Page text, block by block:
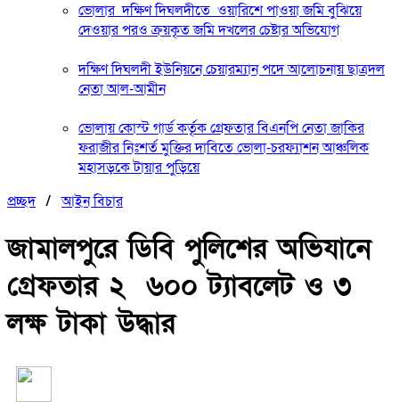
ভোলার দক্ষিণ দিঘলদীতে ওয়ারিশে পাওয়া জমি বুঝিয়ে
দেওয়ার পরও ক্রয়কৃত জমি দখলের চেষ্টার অভিযোগ
দক্ষিণ দিঘলদী ইউনিয়নে চেয়ারম্যান পদে আলোচনায় ছাত্রদল
নেতা আল-আমীন
ভোলায় কোস্ট গার্ড কর্তৃক গ্রেফতার বিএনপি নেতা জাকির
ফরাজীর নিঃশর্ত মুক্তির দাবিতে ভোলা-চরফ্যাশন আঞ্চলিক
মহাসড়কে টায়ার পুড়িয়ে
প্রচ্ছদ/আইন বিচার
জামালপুরে ডিবি পুলিশের অভিযানে
গ্রেফতার ২ ৬০০ ট্যাবলেট ও ৩
লক্ষ টাকা উদ্ধার